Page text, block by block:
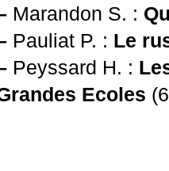
Marandon S. :
Pauliat P. : Le
Peyssard H. :
Ecoles